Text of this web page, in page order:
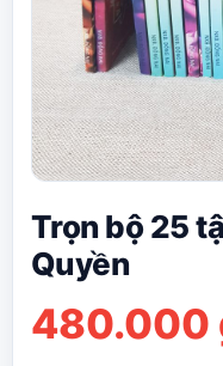
Trọn bộ 25
Quyền
480.000